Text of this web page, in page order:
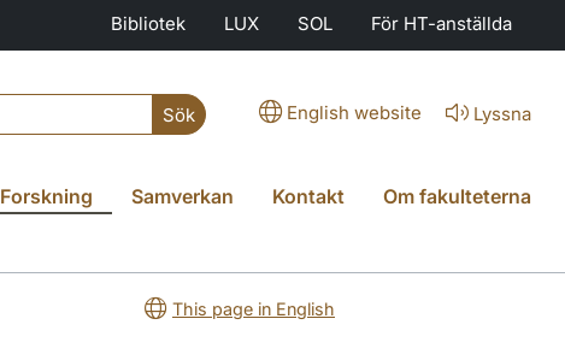
Bibliotek LUX SOL För HT-anställda
Sök English website Lyssna
Forskning Samverkan Kontakt Om fakulteterna
This page in English